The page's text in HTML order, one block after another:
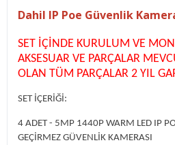
Dahil IP Poe Güvenlik
SET İÇİNDE KURULUM VE
AKSESUAR VE PARÇALAR
OLAN TÜM PARÇALAR 2 YIL
SET İÇERİĞİ:
4 ADET - 5MP 1440P WARM LED IP
GEÇİRMEZ GÜVENLİK KAMERASI